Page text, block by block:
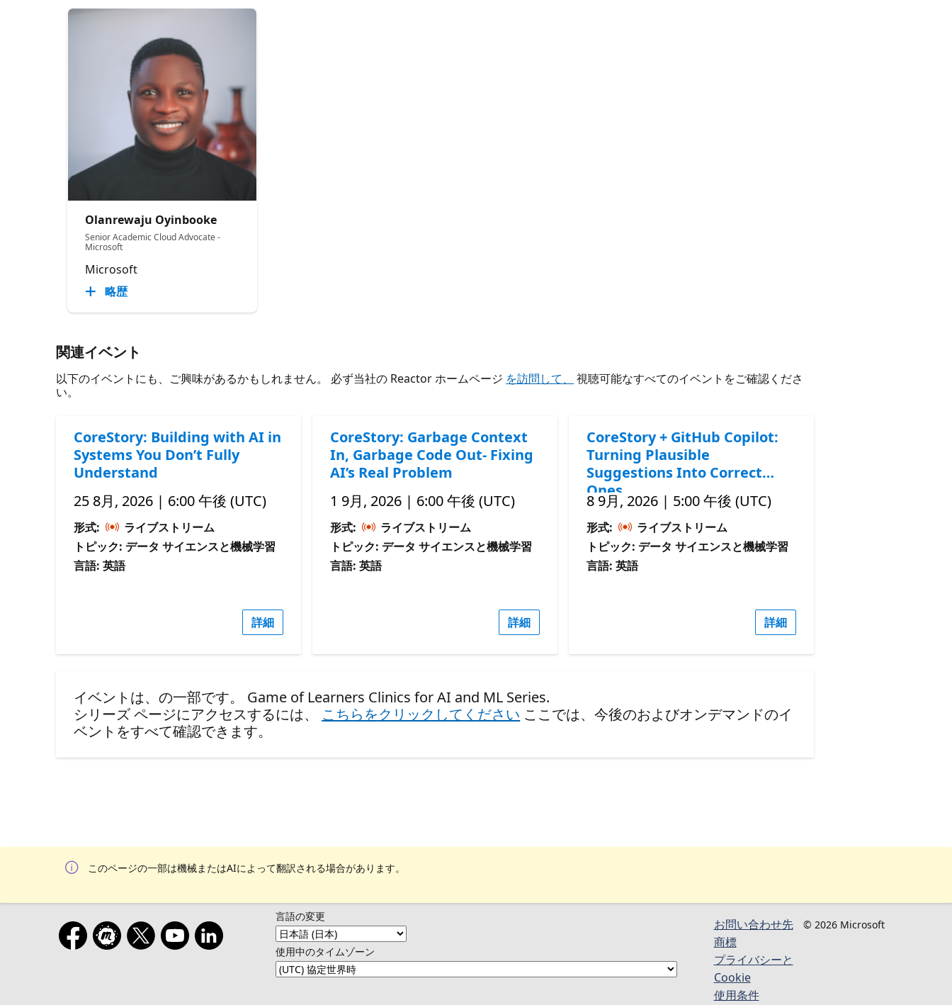
Olanrewaju Oyinbooke
Senior Academic Cloud Advocate -
Microsoft
Microsoft
略歴
関連イベント
以下のイベントにも、ご興味があるかもしれません。 必ず当社の Reactor ホームページ を訪問して、
視聴可能なすべてのイベントをご確認くださ
い。
CoreStory: Building with AI in
Systems You Don’t Fully
Understand
25 8月, 2026 | 6:00 午後 (UTC)
形式:
ライブストリーム
トピック: データ サイエンスと機械学習
言語: 英語
詳細
CoreStory: Garbage Context
In, Garbage Code Out- Fixing
AI’s Real Problem
1 9月, 2026 | 6:00 午後 (UTC)
形式:
ライブストリーム
トピック: データ サイエンスと機械学習
言語: 英語
詳細
CoreStory + GitHub Copilot:
Turning Plausible
Suggestions Into Correct
Ones
8 9月, 2026 | 5:00 午後 (UTC)
形式:
ライブストリーム
トピック: データ サイエンスと機械学習
言語: 英語
詳細
イベントは、の一部です。 Game of Learners Clinics for AI and ML Series.
シリーズ ページにアクセスするには、 こちらをクリックしてください ここでは、今後のおよびオンデマンドのイ
ベントをすべて確認できます。
このページの一部は機械またはAIによって翻訳される場合があります。
言語の変更
使用中のタイムゾーン
お問い合わせ先
商標
プライバシーと
Cookie
使用条件
© 2026 Microsoft